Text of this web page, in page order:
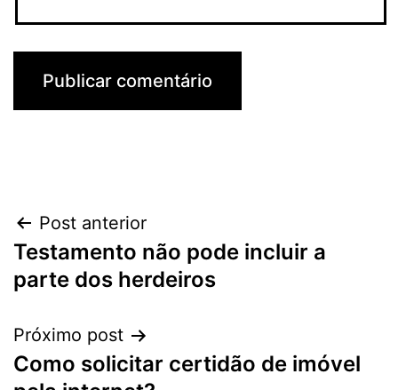
Navegação
de
Post anterior
Testamento não pode incluir a
parte dos herdeiros
Próximo post
Como solicitar certidão de imóvel